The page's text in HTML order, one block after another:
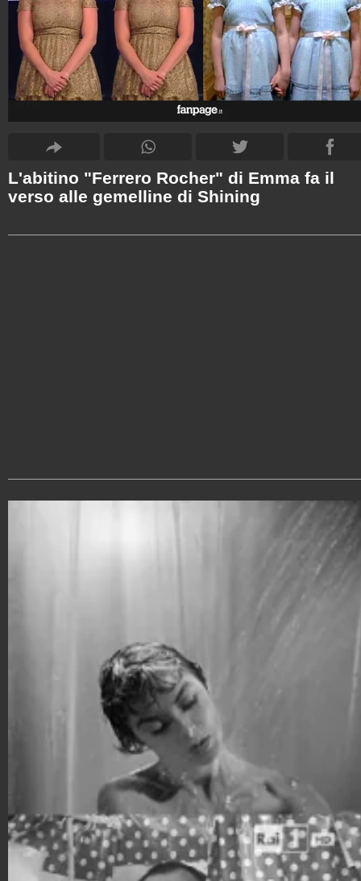
L'abitino "Ferrero Rocher" di Emma fa il
verso alle gemelline di Shining